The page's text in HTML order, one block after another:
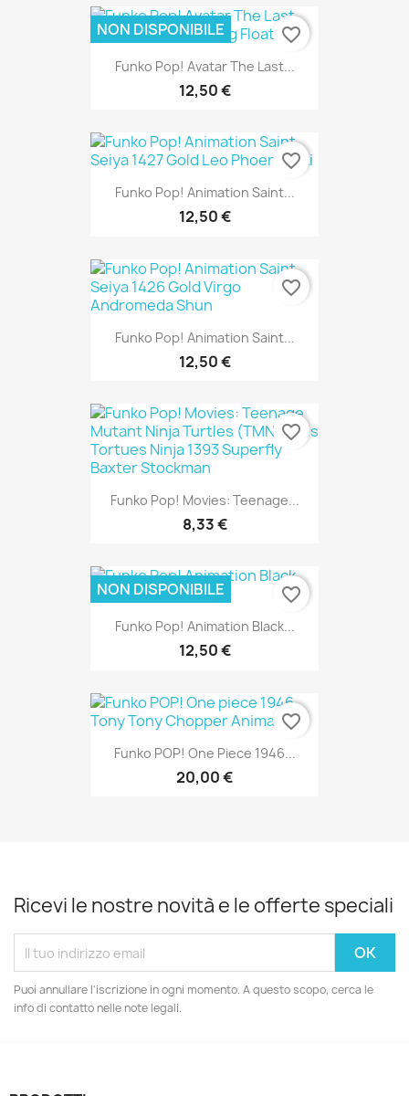
Funko Pop! Avatar The Last...
12,50 €
NON DISPONIBILE favorite_border
Funko Pop! Animation Saint...
12,50 €
favorite_border
Funko Pop! Animation Saint...
12,50 €
favorite_border
Funko Pop! Movies: Teenage...
8,33 €
favorite_border
Funko Pop! Animation Black...
12,50 €
NON DISPONIBILE favorite_border
Funko POP! One Piece 1946...
20,00 €
favorite_border
Ricevi le nostre novità e le offerte speciali
Puoi annullare l'iscrizione in ogni momento. A questo scopo, cerca le
info di contatto nelle note legali.